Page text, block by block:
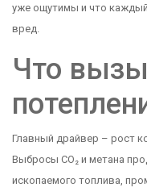
уже ощутимы и что
вред.
Что
Главный драйвер – рост
Выбросы CO₂ и метана
ископаемого топлива,